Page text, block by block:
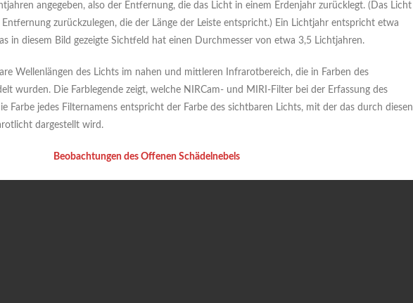
angegeben, also der Entfernung, die das Licht in einem Erdenjahr zurücklegt. (Das Licht
zurückzulegen, die der Länge der Leiste entspricht.) Ein Lichtjahr entspricht etwa
in diesem Bild gezeigte Sichtfeld hat einen Durchmesser von etwa 3,5 Lichtjahren.
Wellenlängen des Lichts im nahen und mittleren Infrarotbereich, die in Farben des
wurden. Die Farblegende zeigt, welche NIRCam- und MIRI-Filter bei der Erfassung des
Farbe jedes Filternamens entspricht der Farbe des sichtbaren Lichts, mit der das durch diesen
dargestellt wird.
Beobachtungen des Offenen Schädelnebels